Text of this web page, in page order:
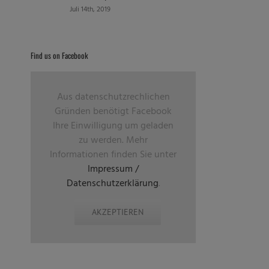
Juli 14th, 2019
Find us on Facebook
Aus datenschutzrechlichen
Gründen benötigt Facebook
Ihre Einwilligung um geladen
zu werden. Mehr
Informationen finden Sie unter
Impressum /
Datenschutzerklärung.
AKZEPTIEREN